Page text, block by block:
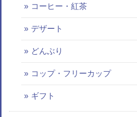
コーヒー・紅茶
デザート
どんぶり
コップ・フリーカップ
ギフト